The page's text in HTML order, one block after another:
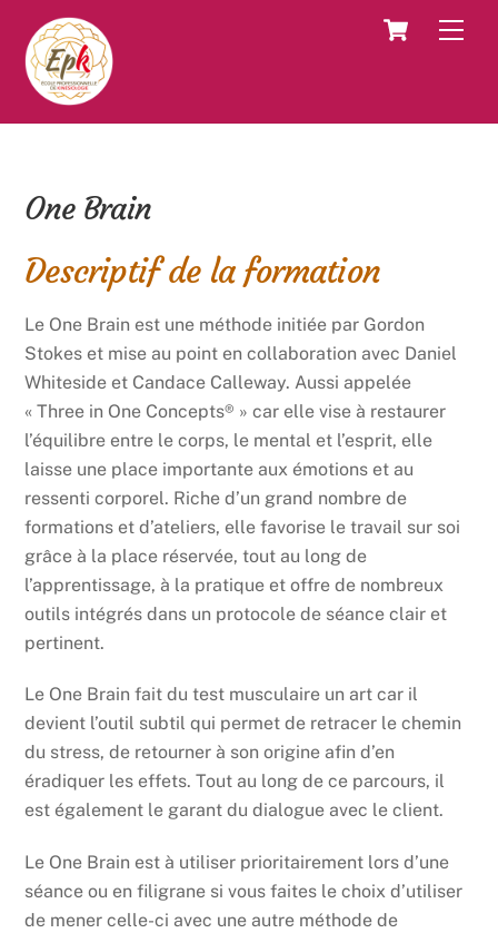
content
Cart
One Brain
Descriptif de la formation
Le One Brain est une méthode initiée par Gordon
Stokes et mise au point en collaboration avec Daniel
Whiteside et Candace Calleway. Aussi appelée
« Three in One Concepts® » car elle vise à restaurer
l’équilibre entre le corps, le mental et l’esprit, elle
laisse une place importante aux émotions et au
ressenti corporel. Riche d’un grand nombre de
formations et d’ateliers, elle favorise le travail sur soi
grâce à la place réservée, tout au long de
l’apprentissage, à la pratique et offre de nombreux
outils intégrés dans un protocole de séance clair et
pertinent.
Le One Brain fait du test musculaire un art car il
devient l’outil subtil qui permet de retracer le chemin
du stress, de retourner à son origine afin d’en
éradiquer les effets. Tout au long de ce parcours, il
est également le garant du dialogue avec le client.
Le One Brain est à utiliser prioritairement lors d’une
séance ou en filigrane si vous faites le choix d’utiliser
de mener celle-ci avec une autre méthode de